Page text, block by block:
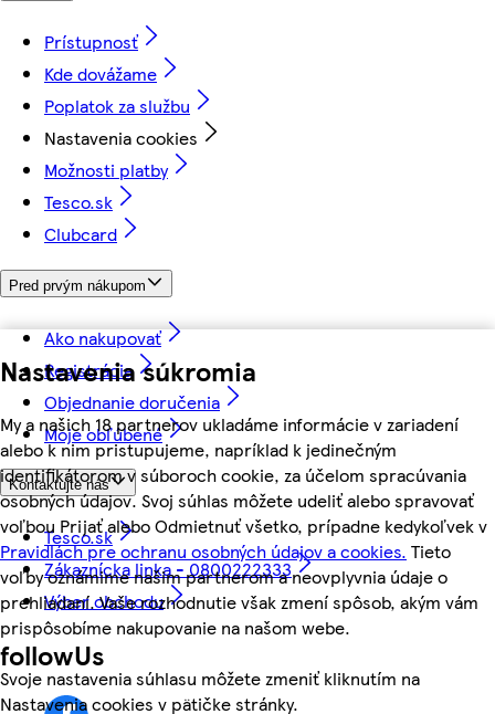
Nastavenia súkromia
My a našich 18 partnerov ukladáme informácie v zariadení
alebo k nim pristupujeme, napríklad k jedinečným
identifikátorom v súboroch cookie, za účelom spracúvania
osobných údajov. Svoj súhlas môžete udeliť alebo spravovať
voľbou Prijať alebo Odmietnuť všetko, prípadne kedykoľvek v
Pravidlách pre ochranu osobných údajov a cookies. Tieto
voľby oznámime našim partnerom a neovplyvnia údaje o
prehliadaní. Vaše rozhodnutie však zmení spôsob, akým vám
prispôsobíme nakupovanie na našom webe.
Svoje nastavenia súhlasu môžete zmeniť kliknutím na
Nastavenia cookies v pätičke stránky.
Prístupnosť
Kde dovážame
Poplatok za službu
Nastavenia cookies
Možnosti platby
Tesco.sk
Clubcard
Pred prvým nákupom
Ako nakupovať
Registrácia
Objednanie doručenia
Moje obľúbené
Kontaktujte nás
Tesco.sk
Zákaznícka linka - 0800222333
Výber obchodu
followUs